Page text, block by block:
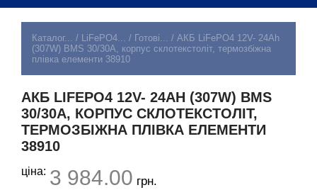
Каталог... / LiFePO4... / Готові... / АКБ LiFePO4 12V- 24Ah
(307W) BMS 30/30А, корпус склотекстоліт, термозбіжна
плівка елементи 38910
АКБ LIFEPO4 12V- 24AH (307W) BMS
30/30А, КОРПУС СКЛОТЕКСТОЛІТ,
ТЕРМОЗБІЖНА ПЛІВКА ЕЛЕМЕНТИ
38910
ціна: 3 984.00 грн.